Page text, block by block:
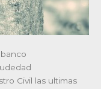
Civil las ultimas